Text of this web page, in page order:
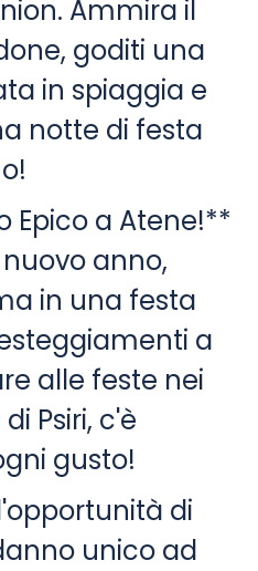
Ammira il
goditi una
in spiaggia e
notte di festa
Epico a Atene!**
anno,
in una festa
a
alle feste nei
Psiri, c'è
gusto!
di
unico ad